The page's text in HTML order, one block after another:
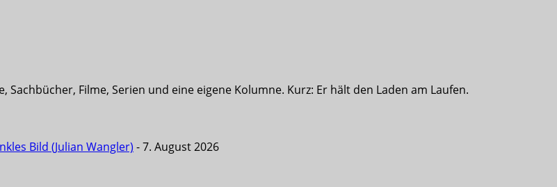
Filme, Serien und eine eigene Kolumne. Kurz: Er hält den Laden am Laufen.
Bild (Julian Wangler) - 7. August 2026